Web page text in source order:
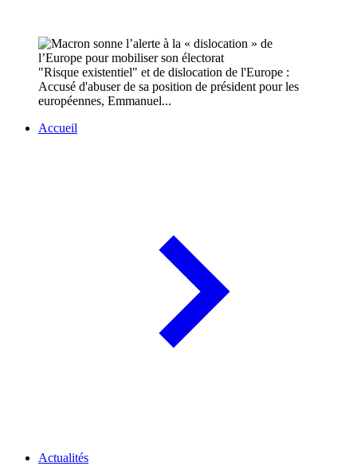
"Risque existentiel" et de dislocation de l'Europe :
Accusé d'abuser de sa position de président pour les
européennes, Emmanuel...
Accueil
Actualités